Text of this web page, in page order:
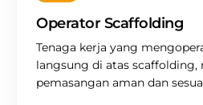
Operator Scaffolding
Tenaga kerja yang
langsung di atas scaffolding,
pemasangan aman dan